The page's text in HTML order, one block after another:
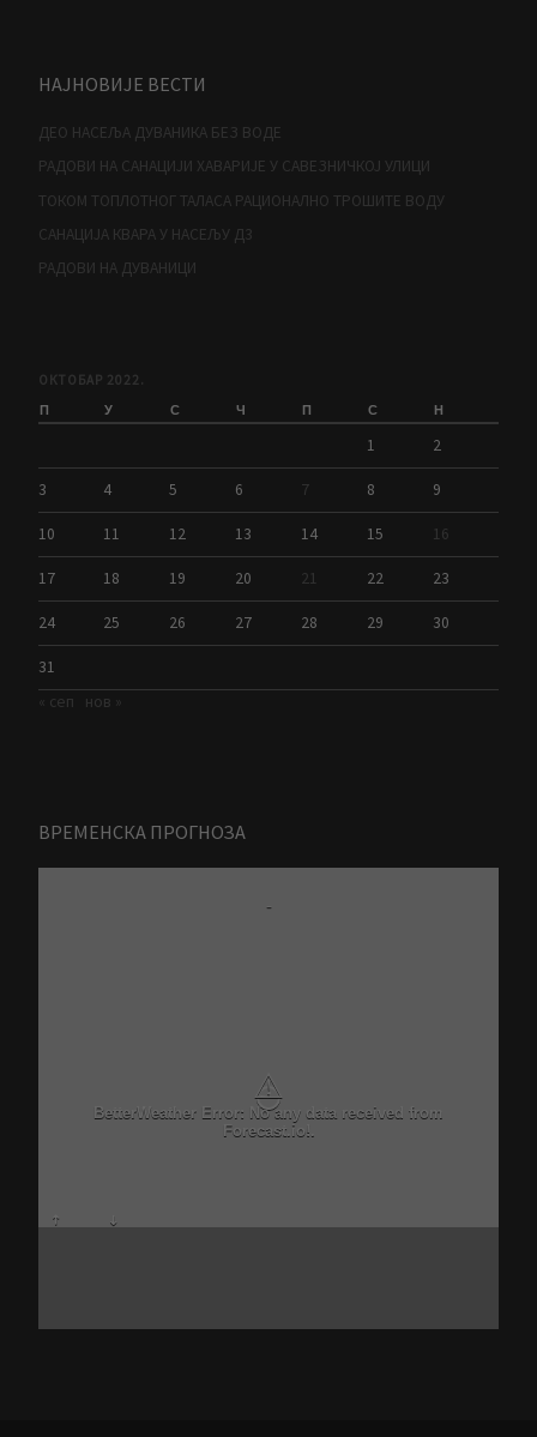
НАЈНОВИЈЕ ВЕСТИ
ДЕО НАСЕЉА ДУВАНИКА БЕЗ ВОДЕ
РАДОВИ НА САНАЦИЈИ ХАВАРИЈЕ У САВЕЗНИЧКОЈ УЛИЦИ
ТОКОМ ТОПЛОТНОГ ТАЛАСА РАЦИОНАЛНО ТРОШИТЕ ВОДУ
САНАЦИЈА КВАРА У НАСЕЉУ Д3
РАДОВИ НА ДУВАНИЦИ
ОКТОБАР 2022.
П У С Ч П С Н
1 2
3 4 5 6 7 8 9
10 11 12 13 14 15 16
17 18 19 20 21 22 23
24 25 26 27 28 29 30
31
« сеп
нов »
ВРЕМЕНСКА ПРОГНОЗА
-
⚠
BetterWeather Error: No any data received from
Forecast.io!.